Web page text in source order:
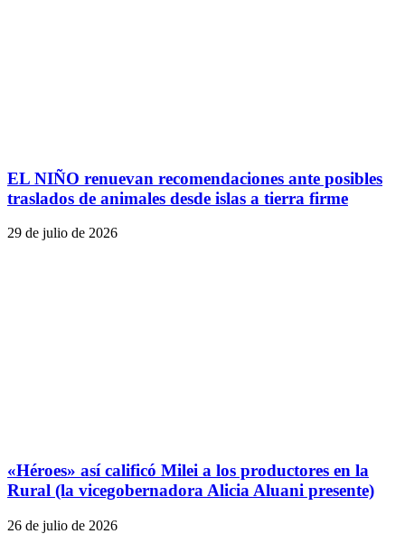
EL NIÑO renuevan recomendaciones ante posibles
traslados de animales desde islas a tierra firme
29 de julio de 2026
«Héroes» así calificó Milei a los productores en la
Rural (la vicegobernadora Alicia Aluani presente)
26 de julio de 2026